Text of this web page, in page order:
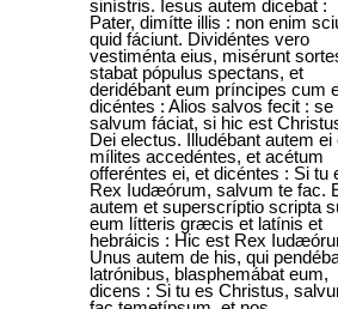
sinístris. Iesus autem dicebat :
Pater, dimítte illis : non enim
quid fáciunt. Dividéntes vero
vestiménta eius, misérunt
stabat pópulus spectans, et
deridébant eum príncipes cum
dicéntes : Alios salvos fecit : se
salvum fáciat, si hic est
Dei electus. Illudébant autem ei
mílites accedéntes, et acétum
offeréntes ei, et dicéntes : Si tu
Rex Iudæórum, salvum te fac.
autem et superscríptio scripta
eum lítteris græcis et latínis et
hebráicis : Hic est Rex
Unus autem de his, qui
latrónibus, blasphemábat eum,
dicens : Si tu es Christus,